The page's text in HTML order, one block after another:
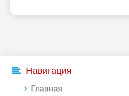
мимо ушей. Он никогда не бывает
Навигация
Главная